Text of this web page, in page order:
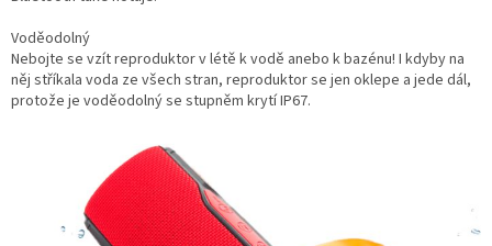
Voděodolný
Nebojte se vzít reproduktor v létě k vodě anebo k bazénu! I kdyby na
něj stříkala voda ze všech stran, reproduktor se jen oklepe a jede dál,
protože je voděodolný se stupněm krytí IP67.